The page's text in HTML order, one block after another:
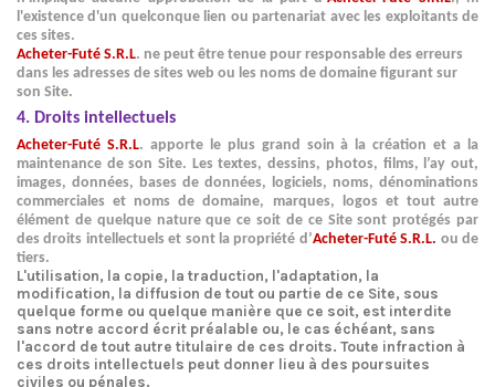
l'existence d'un quelconque lien ou partenariat avec les exploitants de
ces sites.
Acheter-Futé S.R.L. ne peut être tenue pour responsable des erreurs
dans les adresses de sites web ou les noms de domaine figurant sur
son Site.
4. Droits intellectuels
Acheter-Futé S.R.L. apporte le plus grand soin à la création et a la
maintenance de son Site. Les textes, dessins, photos, films, l’ay out,
images, données, bases de données, logiciels, noms, dénominations
commerciales et noms de domaine, marques, logos et tout autre
élément de quelque nature que ce soit de ce Site sont protégés par
des droits intellectuels et sont la propriété d’Acheter-Futé S.R.L. ou de
tiers.
L'utilisation, la copie, la traduction, l'adaptation, la
modification, la diffusion de tout ou partie de ce Site, sous
quelque forme ou quelque manière que ce soit, est interdite
sans notre accord écrit préalable ou, le cas échéant, sans
l'accord de tout autre titulaire de ces droits. Toute infraction à
ces droits intellectuels peut donner lieu à des poursuites
civiles ou pénales.